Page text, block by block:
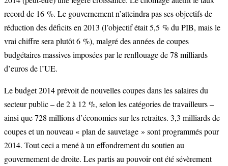
record de 16 %. Le gouvernement n’atteindra pas ses objectifs de
réduction des déficits en 2013 (l’objectif était 5,5 % du PIB, mais le
vrai chiffre sera plutôt 6 %), malgré des années de coupes
budgétaires massives imposées par le renflouage de 78 milliards
d’euros de l’UE.
Le budget 2014 prévoit de nouvelles coupes dans les salaires du
secteur public – de 2 à 12 %, selon les catégories de travailleurs –
ainsi que 728 millions d’économies sur les retraites. 3,3 milliards de
coupes et un nouveau « plan de sauvetage » sont programmés pour
2014. Tout ceci a mené à un effondrement du soutien au
gouvernement de droite. Les partis au pouvoir ont été sévèrement